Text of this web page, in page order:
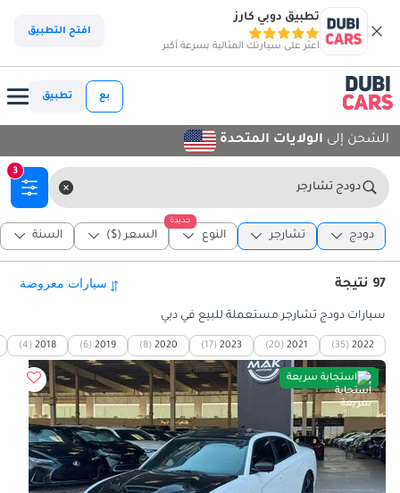
تطبيق دوبي كارز
اعثر على سيارتك المثالية بسرعة أكبر
افتح التطبيق
بع تطبيق
الشحن إلى الولايات المتحدة
دودج تشارجر
3
دودج تشارجر
جديدة
النوع السعر ($) السنة
97 نتيجة
سيارات دودج تشارجر مستعملة للبيع في دبي
2022
(35)
2021
(20)
2023
(17)
2020
(8)
2019
(6)
2018
(4)
استجابة سريعة